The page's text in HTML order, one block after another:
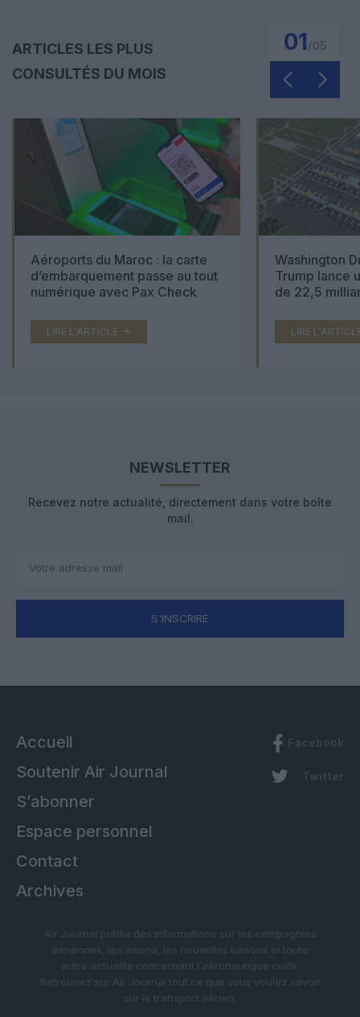
ARTICLES LES PLUS
CONSULTÉS DU MOIS
01
Aéroports du Maroc : la carte
d’embarquement passe au tout
numérique avec Pax Check
LIRE L'ARTICLE
Washington
Trump lance
de 22,5
LIRE
NEWSLETTER
Recevez notre actualité, directement dans votre boîte
mail.
S'INSCRIRE
Accueil
Soutenir Air Journal
S’abonner
Espace personnel
Contact
Archives